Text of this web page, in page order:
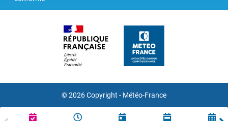
© 2026 Copyright - Météo-France